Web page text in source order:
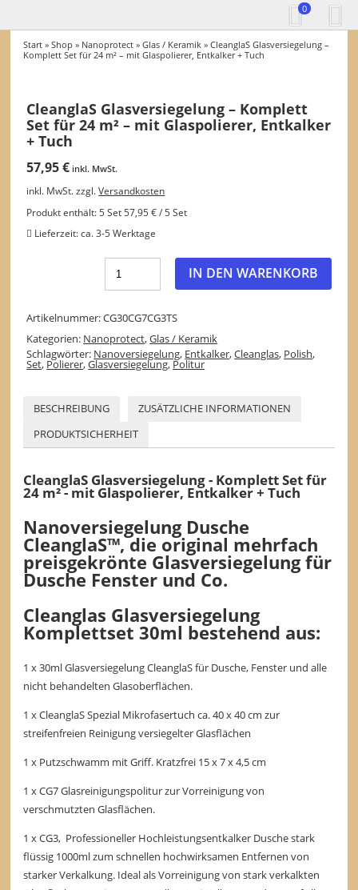
0
Start »Shop » Nanoprotect »Glas / Keramik » CleanglaS Glasversiegelung –
Komplett Set für 24 m² – mit Glaspolierer, Entkalker + Tuch
CleanglaS Glasversiegelung – Komplett
Set für 24 m² – mit Glaspolierer, Entkalker
+ Tuch
57,95€ inkl. MwSt.
inkl. MwSt. zzgl.Versandkosten
Produkt enthält: 5Set 57,95€/ 5 Set
Lieferzeit:ca. 3-5 Werktage
IN DEN WARENKORB
Artikelnummer:CG30CG7CG3TS
Kategorien: Nanoprotect,Glas / Keramik
Schlagwörter: Nanoversiegelung, Entkalker,Cleanglas, Polish,
Set, Polierer,Glasversiegelung, Politur
BESCHREIBUNG
ZUSÄTZLICHE INFORMATIONEN
PRODUKTSICHERHEIT
CleanglaS Glasversiegelung - Komplett Set für
24 m² - mit Glaspolierer, Entkalker + Tuch
Nanoversiegelung Dusche
CleanglaS™, die original mehrfach
preisgekrönte Glasversiegelung für
Dusche Fenster und Co.
Cleanglas Glasversiegelung
Komplettset 30ml bestehend aus:
1 x 30ml Glasversiegelung CleanglaS für Dusche, Fenster und alle
nicht behandelten Glasoberflächen.
1 x CleanglaS Spezial Mikrofasertuch ca. 40 x 40 cm zur
streifenfreien Reinigung versiegelter Glasflächen
1 x Putzschwamm mit Griff. Kratzfrei 15 x 7 x 4,5 cm
1 x CG7 Glasreinigungspolitur zur Vorreinigung von
verschmutzten Glasflächen.
1 x CG3, Professioneller Hochleistungsentkalker Dusche stark
flüssig 1000ml zum schnellen hochwirksamen Entfernen von
starker Verkalkung. Ideal als Vorreinigung von stark verkalkten